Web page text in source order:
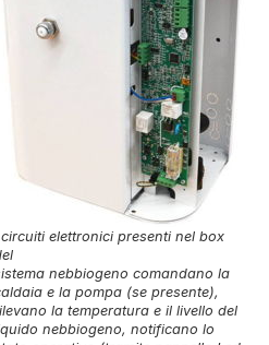
elettronici presenti nel box
nebbiogeno comandano la
e la pompa (se presente),
la temperatura e il livello del
nebbiogeno, notificano lo